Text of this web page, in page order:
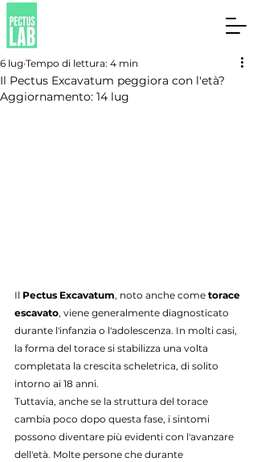
Il Pectus Excavatum peggiora con l'età?
6 lug Tempo di lettura: 4 min
Aggiornamento: 14 lug
Il Pectus Excavatum, noto anche come torace
escavato, viene generalmente diagnosticato
durante l'infanzia o l'adolescenza. In molti casi,
la forma del torace si stabilizza una volta
completata la crescita scheletrica, di solito
intorno ai 18 anni.
Tuttavia, anche se la struttura del torace
cambia poco dopo questa fase, i sintomi
possono diventare più evidenti con l'avanzare
dell'età. Molte persone che durante